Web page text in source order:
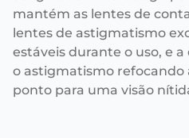
mantém as lentes de
lentes de astigmatismo
estáveis durante o uso, e
o astigmatismo refocando
ponto para uma visão